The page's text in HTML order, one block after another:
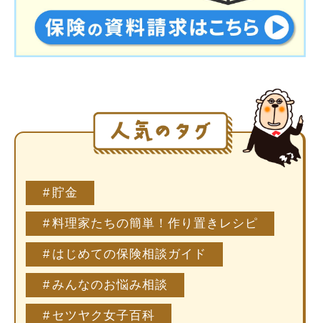
貯金
料理家たちの簡単！作り置きレシピ
はじめての保険相談ガイド
みんなのお悩み相談
セツヤク女子百科